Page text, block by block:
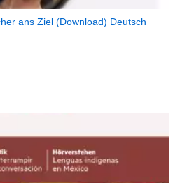
ans Ziel (Download) Deutsch